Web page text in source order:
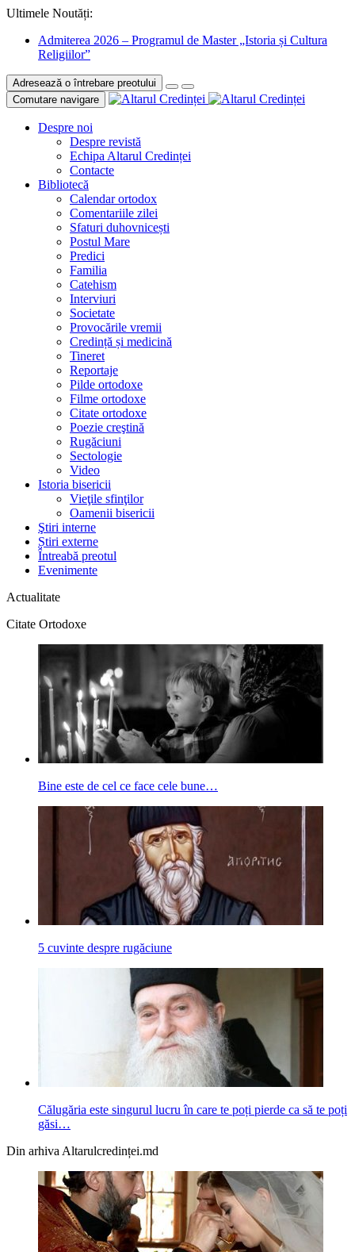
Ultimele Noutăți:
Admiterea 2026 – Programul de Master „Istoria și Cultura
Religiilor”
Adresează o întrebare preotului
Comutare navigare
Despre noi
Despre revistă
Echipa Altarul Credinței
Contacte
Bibliotecă
Calendar ortodox
Comentariile zilei
Sfaturi duhovnicești
Postul Mare
Predici
Familia
Catehism
Interviuri
Societate
Provocările vremii
Credință și medicină
Tineret
Reportaje
Pilde ortodoxe
Filme ortodoxe
Citate ortodoxe
Poezie creştină
Rugăciuni
Sectologie
Video
Istoria bisericii
Vieţile sfinţilor
Oamenii bisericii
Ştiri interne
Știri externe
Întreabă preotul
Evenimente
Actualitate
Citate Ortodoxe
Bine este de cel ce face cele bune…
5 cuvinte despre rugăciune
Călugăria este singurul lucru în care te poți pierde ca să te poți
găsi…
Din arhiva Altarulcredinței.md